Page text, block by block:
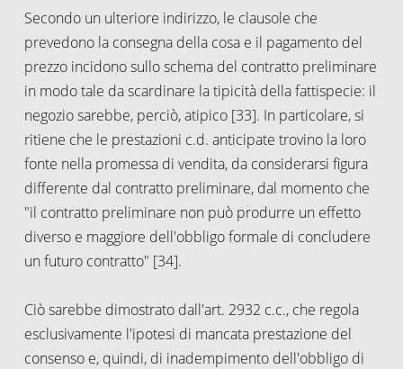
Secondo un ulteriore indirizzo, le clausole che
prevedono la consegna della cosa e il pagamento del
prezzo incidono sullo schema del contratto preliminare
in modo tale da scardinare la tipicità della fattispecie: il
negozio sarebbe, perciò, atipico [33]. In particolare, si
ritiene che le prestazioni c.d. anticipate trovino la loro
fonte nella promessa di vendita, da considerarsi figura
differente dal contratto preliminare, dal momento che
"il contratto preliminare non può produrre un effetto
diverso e maggiore dell'obbligo formale di concludere
un futuro contratto" [34].
Ciò sarebbe dimostrato dall'art. 2932 c.c., che regola
esclusivamente l'ipotesi di mancata prestazione del
consenso e, quindi, di inadempimento dell'obbligo di